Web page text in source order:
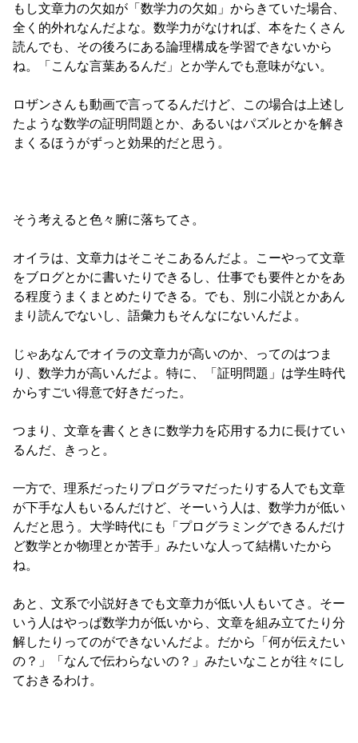
もし文章力の欠如が「数学力の欠如」からきていた場合、
全く的外れなんだよな。数学力がなければ、本をたくさん
読んでも、その後ろにある論理構成を学習できないから
ね。「こんな言葉あるんだ」とか学んでも意味がない。
ロザンさんも動画で言ってるんだけど、この場合は上述し
たような数学の証明問題とか、あるいはパズルとかを解き
まくるほうがずっと効果的だと思う。
そう考えると色々腑に落ちてさ。
オイラは、文章力はそこそこあるんだよ。こーやって文章
をブログとかに書いたりできるし、仕事でも要件とかをあ
る程度うまくまとめたりできる。でも、別に小説とかあん
まり読んでないし、語彙力もそんなにないんだよ。
じゃあなんでオイラの文章力が高いのか、ってのはつま
り、数学力が高いんだよ。特に、「証明問題」は学生時代
からすごい得意で好きだった。
つまり、文章を書くときに数学力を応用する力に長けてい
るんだ、きっと。
一方で、理系だったりプログラマだったりする人でも文章
が下手な人もいるんだけど、そーいう人は、数学力が低い
んだと思う。大学時代にも「プログラミングできるんだけ
ど数学とか物理とか苦手」みたいな人って結構いたから
ね。
あと、文系で小説好きでも文章力が低い人もいてさ。そー
いう人はやっぱ数学力が低いから、文章を組み立てたり分
解したりってのができないんだよ。だから「何が伝えたい
の？」「なんで伝わらないの？」みたいなことが往々にし
ておきるわけ。